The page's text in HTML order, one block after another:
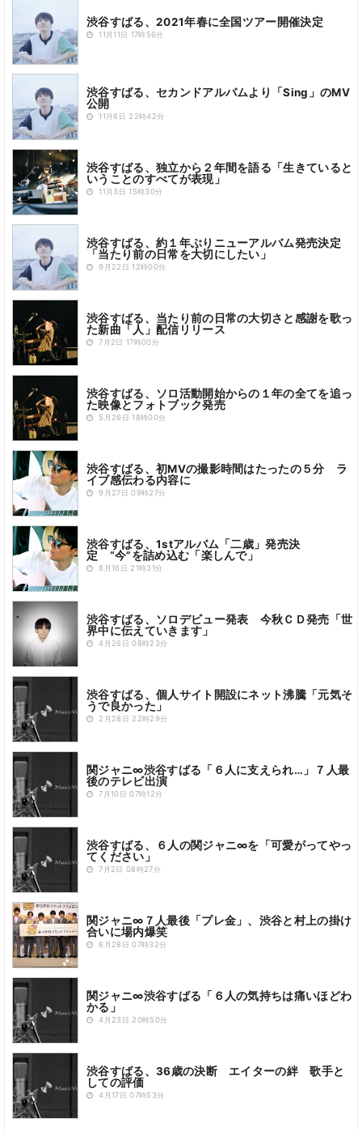
渋谷すばる、2021年春に全国ツアー開催決定
11月11日 17時56分
渋谷すばる、セカンドアルバムより「Sing」のMV
公開
11月6日 22時42分
渋谷すばる、独立から２年間を語る「生きていると
いうことのすべてが表現」
11月3日 15時30分
渋谷すばる、約１年ぶりニューアルバム発売決定
「当たり前の日常を大切にしたい」
9月22日 12時00分
渋谷すばる、当たり前の日常の大切さと感謝を歌っ
た新曲「人」配信リリース
7月2日 17時00分
渋谷すばる、ソロ活動開始からの１年の全てを追っ
た映像とフォトブック発売
5月26日 18時00分
渋谷すばる、初MVの撮影時間はたったの５分 ラ
イブ感伝わる内容に
9月27日 09時27分
渋谷すばる、1stアルバム「二歳」発売決
定 “今”を詰め込む「楽しんで」
8月16日 21時31分
渋谷すばる、ソロデビュー発表 今秋ＣＤ発売「世
界中に伝えていきます」
4月26日 08時23分
渋谷すばる、個人サイト開設にネット沸騰「元気そ
うで良かった」
2月28日 22時29分
関ジャニ∞渋谷すばる「６人に支えられ…」７人最
後のテレビ出演
7月10日 07時12分
渋谷すばる、６人の関ジャニ∞を「可愛がってやっ
てください」
7月2日 08時27分
関ジャニ∞７人最後「プレ金」、渋谷と村上の掛け
合いに場内爆笑
6月28日 07時32分
関ジャニ∞渋谷すばる「６人の気持ちは痛いほどわ
かる」
4月23日 20時50分
渋谷すばる、36歳の決断 エイターの絆 歌手と
しての評価
4月17日 07時53分